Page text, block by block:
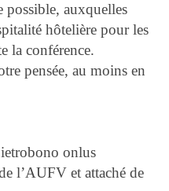
possible, auxquelles
hôtelière pour les
la conférence.
pensée, au moins en
onlus
l’AUFV et attaché de